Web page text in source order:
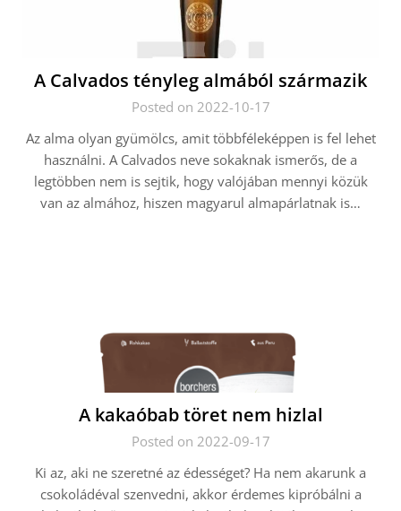
A Calvados tényleg almából származik
Posted on 2022-10-17
Az alma olyan gyümölcs, amit többféleképpen is fel lehet
használni. A Calvados neve sokaknak ismerős, de a
legtöbben nem is sejtik, hogy valójában mennyi közük
van az almához, hiszen magyarul almapárlatnak is…
A kakaóbab töret nem hizlal
Posted on 2022-09-17
Ki az, aki ne szeretné az édességet? Ha nem akarunk a
csokoládéval szenvedni, akkor érdemes kipróbálni a